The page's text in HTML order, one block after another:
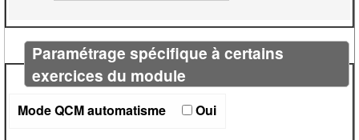
Paramétrage spécifique à certains
exercices du module
Mode QCM automatisme Oui